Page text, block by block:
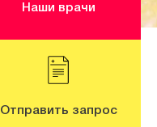
Наши врачи
Отправить запрос